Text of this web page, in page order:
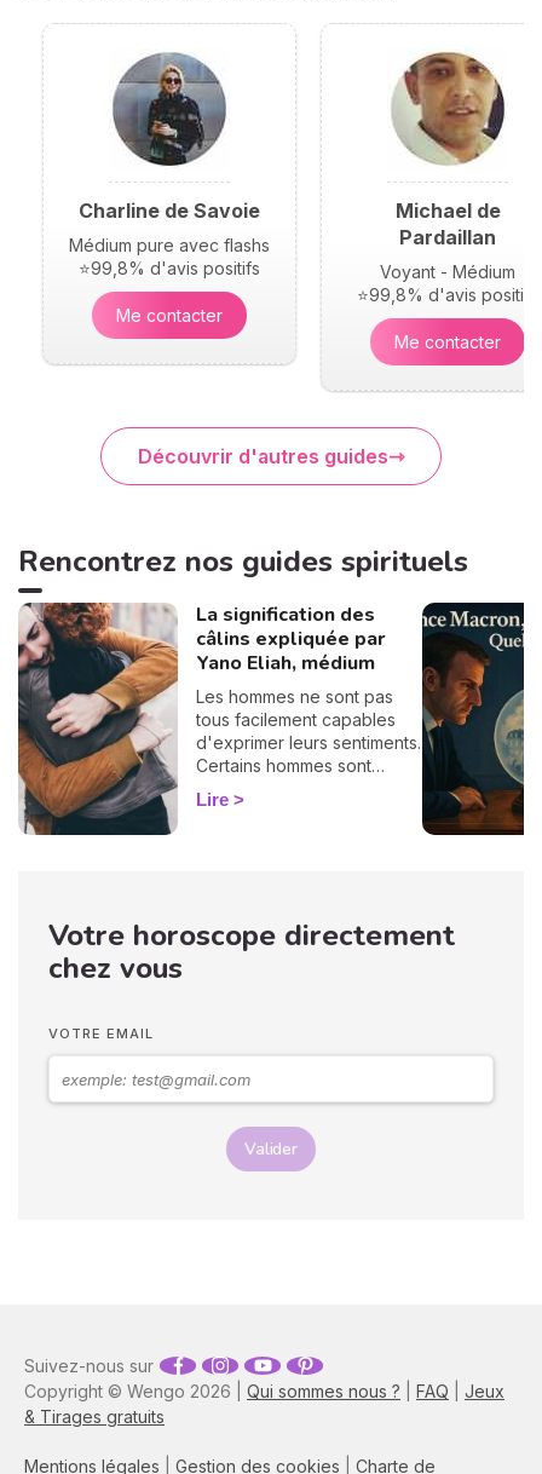
Charline de Savoie
Médium pure avec flashs
⭐99,8% d'avis positifs
Me contacter
Michael de
Pardaillan
Voyant - Médium
⭐99,8% d'avis positifs
Me contacter
Découvrir d'autres guides
Rencontrez nos guides spirituels
La signification des
câlins expliquée par
Yano Eliah, médium
Les hommes ne sont pas
tous facilement capables
d'exprimer leurs sentiments.
Certains hommes sont
habitués à contrôler leurs
sentiments, par conséquent
langage corporel, vous
pouvez déchiffrer ses
Lire
Votre horoscope directement
chez vous
VOTRE EMAIL
Valider
Copyright © Wengo 2026 | Qui sommes nous ? FAQ
Jeux
& Tirages gratuits
Mentions légales Gestion des cookies Charte de
Suivez-nous sur